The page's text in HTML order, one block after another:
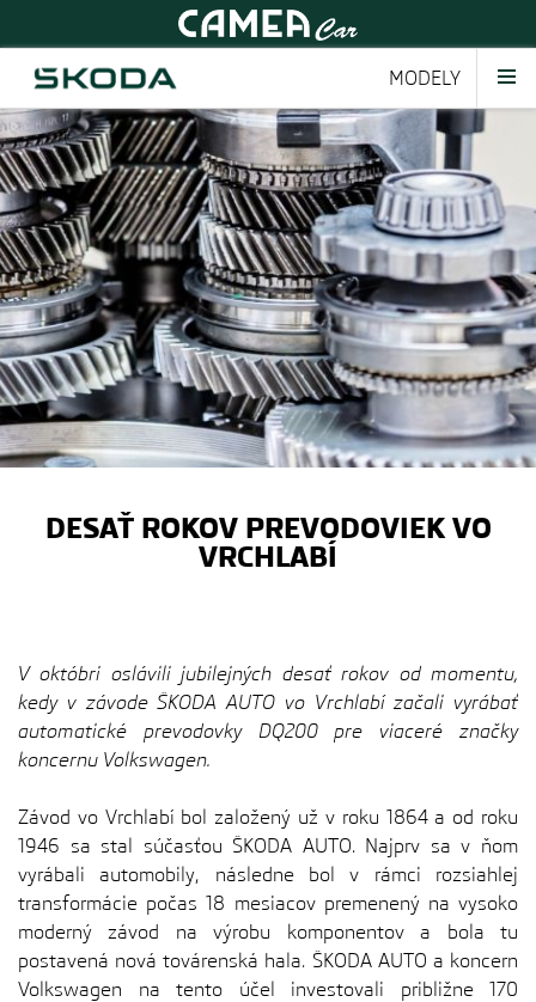
MODELY
DESAŤ ROKOV PREVODOVIEK VO
VRCHLABÍ
V októbri oslávili jubilejných desať rokov od momentu,
kedy v závode ŠKODA AUTO vo Vrchlabí začali vyrábať
automatické prevodovky DQ200 pre viaceré značky
koncernu Volkswagen.
Závod vo Vrchlabí bol založený už v roku 1864 a od roku
1946 sa stal súčasťou ŠKODA AUTO. Najprv sa v ňom
vyrábali automobily, následne bol v rámci rozsiahlej
transformácie počas 18 mesiacov premenený na vysoko
moderný závod na výrobu komponentov a bola tu
postavená nová továrenská hala. ŠKODA AUTO a koncern
Volkswagen na tento účel investovali približne 170